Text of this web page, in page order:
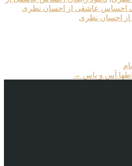
احساس عاشقی از احسان نظری
احسان نظری
آس و پاس →